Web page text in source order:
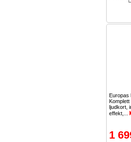
Europas
Komplett
ljudkort,
effekt,...
1